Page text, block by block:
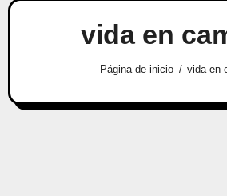
vida en
Página de inicio vida en